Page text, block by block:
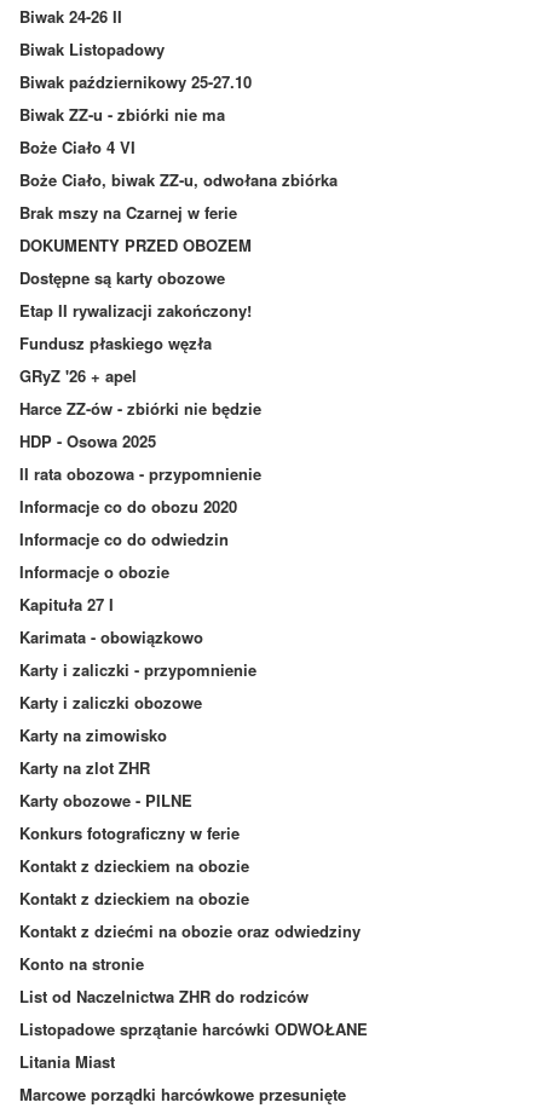
Biwak 24-26 II
Biwak Listopadowy
Biwak październikowy 25-27.10
Biwak ZZ-u - zbiórki nie ma
Boże Ciało 4 VI
Boże Ciało, biwak ZZ-u, odwołana zbiórka
Brak mszy na Czarnej w ferie
DOKUMENTY PRZED OBOZEM
Dostępne są karty obozowe
Etap II rywalizacji zakończony!
Fundusz płaskiego węzła
GRyZ '26 + apel
Harce ZZ-ów - zbiórki nie będzie
HDP - Osowa 2025
II rata obozowa - przypomnienie
Informacje co do obozu 2020
Informacje co do odwiedzin
Informacje o obozie
Kapituła 27 I
Karimata - obowiązkowo
Karty i zaliczki - przypomnienie
Karty i zaliczki obozowe
Karty na zimowisko
Karty na zlot ZHR
Karty obozowe - PILNE
Konkurs fotograficzny w ferie
Kontakt z dzieckiem na obozie
Kontakt z dzieckiem na obozie
Kontakt z dziećmi na obozie oraz odwiedziny
Konto na stronie
List od Naczelnictwa ZHR do rodziców
Listopadowe sprzątanie harcówki ODWOŁANE
Litania Miast
Marcowe porządki harcówkowe przesunięte